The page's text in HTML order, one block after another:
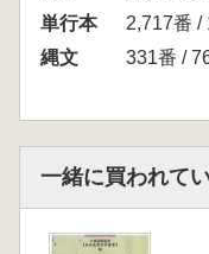
単行本
2,717番 /
縄文
331番 /
一緒に買われて